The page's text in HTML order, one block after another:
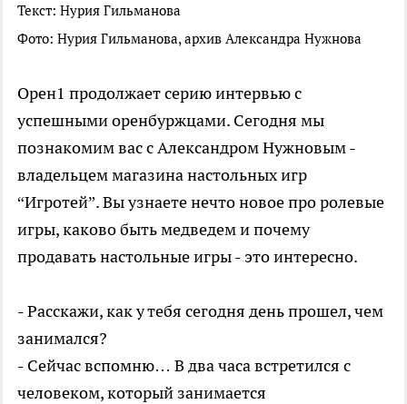
Текст: Нурия Гильманова
Фото: Нурия Гильманова, архив Александра Нужнова
Орен1 продолжает серию интервью с
успешными оренбуржцами. Сегодня мы
познакомим вас с Александром Нужновым -
владельцем магазина настольных игр
“Игротей”. Вы узнаете нечто новое про ролевые
игры, каково быть медведем и почему
продавать настольные игры - это интересно.
- Расскажи, как у тебя сегодня день прошел, чем
занимался?
- Сейчас вспомню… В два часа встретился с
человеком, который занимается